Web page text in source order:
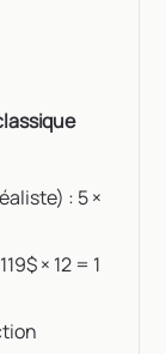
: 5 ×
× 12 = 1